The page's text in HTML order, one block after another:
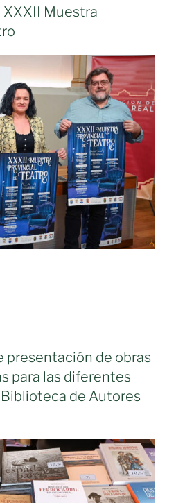
Muestra
presentación de obras
para las diferentes
de Autores